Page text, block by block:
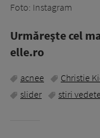
Foto: Instagram
Urmăreşte cel
elle.ro
acnee Christie
slider
stiri vedete